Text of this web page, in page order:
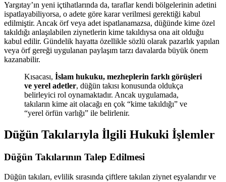
Yargıtay’ın yeni içtihatlarında da, taraflar kendi bölgelerinin adetini
ispatlayabiliyorsa, o adete göre karar verilmesi gerektiği kabul
edilmiştir. Ancak örf veya adet ispatlanamazsa, düğünde kime özel
takıldığı anlaşılabilen ziynetlerin kime takıldıysa ona ait olduğu
kabul edilir. Gündelik hayatta özellikle sözlü olarak pazarlık yapılan
veya örf gereği uygulanan paylaşım tarzı davalarda büyük önem
kazanabilir.
Kısacası, İslam hukuku, mezheplerin farklı görüşleri
ve yerel adetler, düğün takısı konusunda oldukça
belirleyici rol oynamaktadır. Ancak uygulamada,
takıların kime ait olacağı en çok “kime takıldığı” ve
“yerel örfün varlığı” ile belirlenir.
Düğün Takılarıyla İlgili Hukuki İşlemler
Düğün Takılarının Talep Edilmesi
Düğün takıları, evlilik sırasında çiftlere takılan ziynet eşyalarıdır ve